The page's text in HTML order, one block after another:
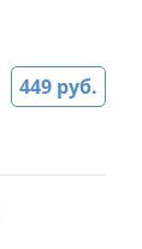
449 руб.